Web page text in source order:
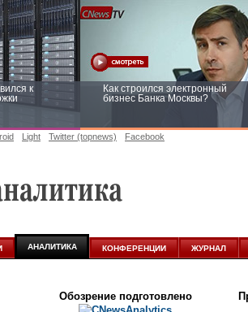
к
Как строился электронный
бизнес Банка Москвы?
Light Twitter (topnews) Facebook
АНАЛИТИКА КОНФЕРЕНЦИИ ЖУРНАЛ
Обозрение подготовлено